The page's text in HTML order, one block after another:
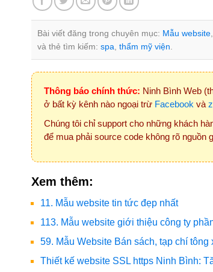
Bài viết đăng trong chuyên mục: Mẫu website
và thẻ tìm kiếm: spa thẩm mỹ viện
Thông báo chính thức: Ninh Bình Web
ở bất kỳ kênh nào ngoại trừ Facebook và
Chúng tôi chỉ support cho những khách
để mua phải source code không rõ
Xem thêm:
11. Mẫu website tin tức đẹp nhất
113. Mẫu website giới thiệu công ty
59. Mẫu Website Bán sách, tạp chí tông
Thiết kế website SSL https Ninh Bình: